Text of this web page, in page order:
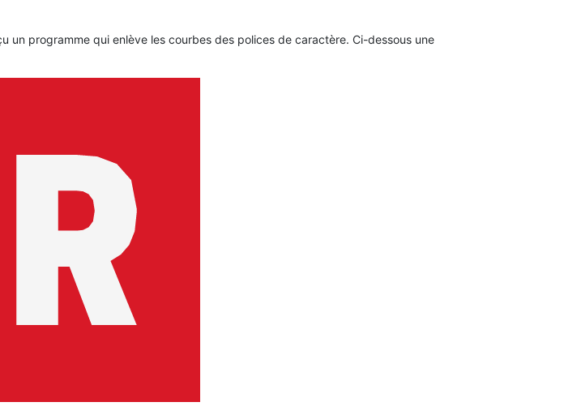
un programme qui enlève les courbes des polices de caractère. Ci-dessous une